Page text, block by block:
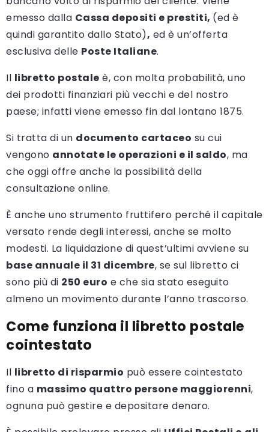
emesso dalla Cassa depositi e prestiti, (ed è
quindi garantito dallo Stato), ed è un’offerta
esclusiva delle Poste Italiane.
Il libretto postale è, con molta probabilità, uno
dei prodotti finanziari più vecchi e del nostro
paese; infatti viene emesso fin dal lontano 1875.
Si tratta di un documento cartaceo su cui
vengono annotate le operazioni e il saldo, ma
che oggi offre anche la possibilità della
consultazione online.
È anche uno strumento fruttifero perché il capitale
versato rende degli interessi, anche se molto
modesti. La liquidazione di quest’ultimi avviene su
base annuale il 31 dicembre, se sul libretto ci
sono più di 250 euro e che sia stato eseguito
almeno un movimento durante l’anno trascorso.
Come funziona il libretto postale
cointestato
Il libretto di risparmio può essere cointestato
fino a massimo quattro persone maggiorenni,
ognuna può gestire e depositare denaro.